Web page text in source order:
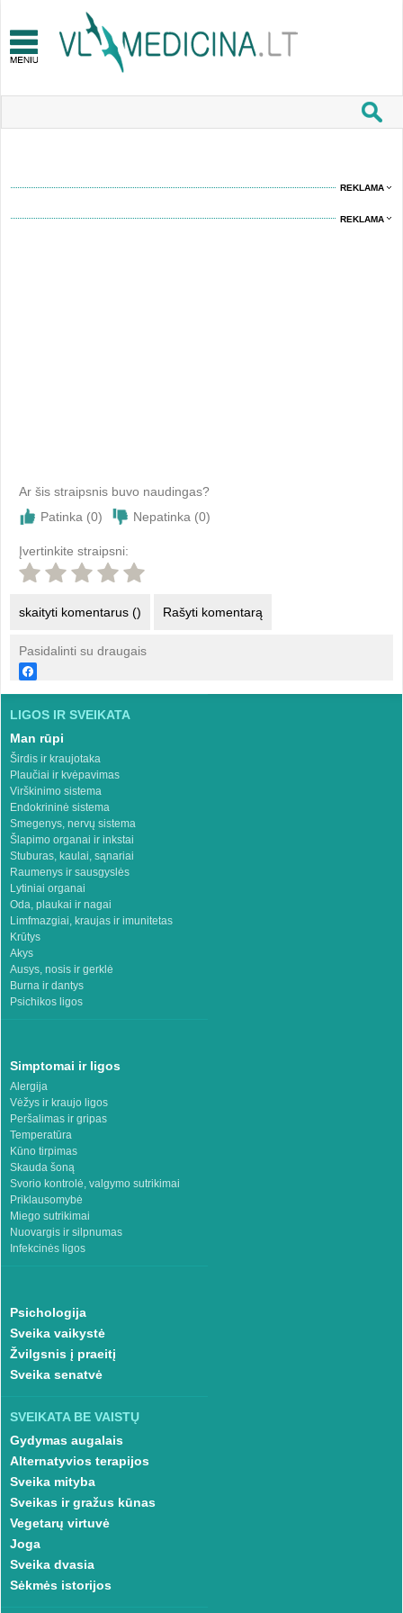
REKLAMA
REKLAMA
Ar šis straipsnis buvo naudingas?
Patinka (0) Nepatinka (0)
Įvertinkite straipsni:
skaityti komentarus () Rašyti komentarą
Pasidalinti su draugais
LIGOS IR SVEIKATA
Man rūpi
Širdis ir kraujotaka
Plaučiai ir kvėpavimas
Virškinimo sistema
Endokrininė sistema
Smegenys, nervų sistema
Šlapimo organai ir inkstai
Stuburas, kaulai, sąnariai
Raumenys ir sausgyslės
Lytiniai organai
Oda, plaukai ir nagai
Limfmazgiai, kraujas ir imunitetas
Krūtys
Akys
Ausys, nosis ir gerklė
Burna ir dantys
Psichikos ligos
Simptomai ir ligos
Alergija
Vėžys ir kraujo ligos
Peršalimas ir gripas
Temperatūra
Kūno tirpimas
Skauda šoną
Svorio kontrolė, valgymo sutrikimai
Priklausomybė
Miego sutrikimai
Nuovargis ir silpnumas
Infekcinės ligos
Psichologija
Sveika vaikystė
Žvilgsnis į praeitį
Sveika senatvė
SVEIKATA BE VAISTŲ
Gydymas augalais
Alternatyvios terapijos
Sveika mityba
Sveikas ir gražus kūnas
Vegetarų virtuvė
Joga
Sveika dvasia
Sėkmės istorijos